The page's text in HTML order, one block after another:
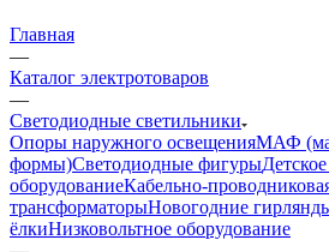
Главная
—
Каталог электротоваров
—
Светодиодные светильники
Опоры наружного освещенияМАФ
формы)Светодиодные фигуры
оборудованиеКабельно-
трансформаторыНовогодние
ёлкиНизковольтное оборудование